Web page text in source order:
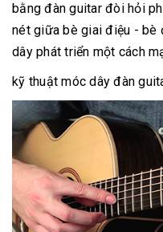
bằng đàn guitar đòi hỏi
nét giữa bè giai điệu - bè
dây phát triển một cách
kỹ thuật móc dây đàn